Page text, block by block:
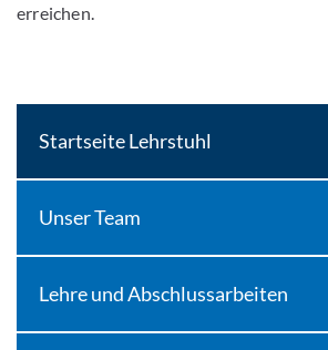
erreichen.
Startseite Lehrstuhl
Unser Team
Lehre und Abschlussarbeiten